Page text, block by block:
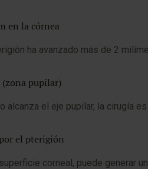
en la córnea
ha avanzado más de 2
pupilar)
alcanza el eje pupilar, la cirugía
el pterigión
corneal, puede generar